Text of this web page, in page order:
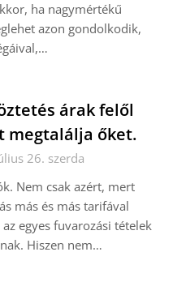
ha nagymértékű
azon gondolkodik,
árak felől
megtalálja őket.
26. szerda
Nem csak azért, mert
más és más tarifával
egyes fuvarozási tételek
Hiszen nem…